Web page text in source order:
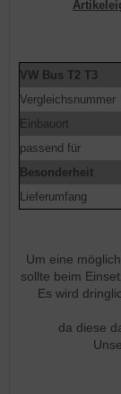
VW Bus T2 T3
Vergleichsnummer
Einbauort
passend für
Besonderheit
Lieferumfang
Um eine
sollte beim
Es wird
da diese